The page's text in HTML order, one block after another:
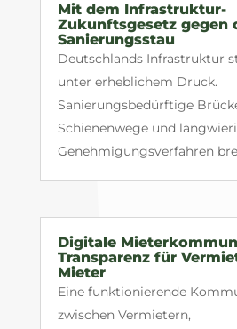
Mit dem Infrastruktur-
Zukunftsgesetz gegen
Sanierungsstau
Deutschlands Infrastruktur
unter erheblichem Druck.
Sanierungsbedürftige
Schienenwege und
Genehmigungsverfahren
Digitale
Transparenz für
Mieter
Eine funktionierende
zwischen Vermietern,